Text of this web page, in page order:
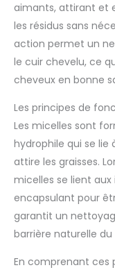
aimants, attirant et
les résidus sans
action permet un
le cuir chevelu, ce
cheveux en bonne
Les principes de
Les micelles sont
hydrophile qui se lie
attire les graisses.
micelles se lient
encapsulant pour
garantit un
barrière naturelle
En comprenant ces